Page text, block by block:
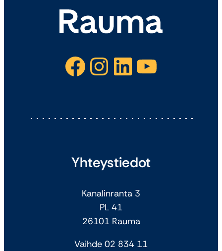
Facebook Instagram LinkedIn YouTube
Yhteystiedot
Kanalinranta 3
PL 41
26101 Rauma
Vaihde 02 834 11